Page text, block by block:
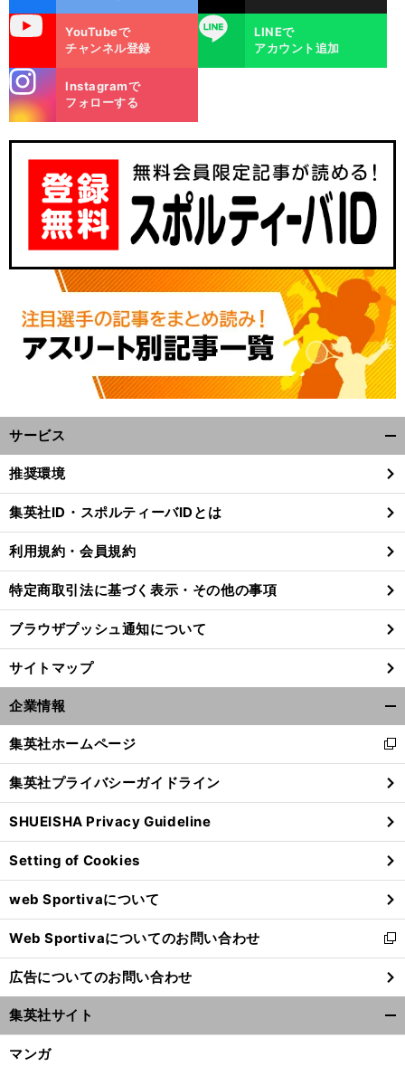
前
へ
YouTubeで
チャンネル登録
LINE
LINEで
アカウント追加
m
Instagramで
フォローする
サービス
閉
る
推奨環境
集英社ID・スポルティーバIDとは
利用規約・会員規約
特定商取引法に基づく表示・その他の事項
ブラウザプッシュ通知について
サイトマップ
企業情報
閉
る
集英社ホームページ
新
し
い
ウ
ィ
ン
ド
ウ
で
開
く
集英社プライバシーガイドライン
SHUEISHA Privacy Guideline
Setting of Cookies
web Sportivaについて
Web Sportivaについてのお問い合わせ
新
し
い
ウ
ィ
ン
広告についてのお問い合わせ
集英社サイト
マンガ